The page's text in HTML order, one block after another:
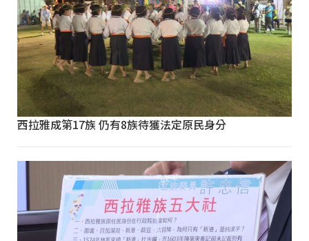
西拉雅成第17族 仍有8族待獲法定原民身分